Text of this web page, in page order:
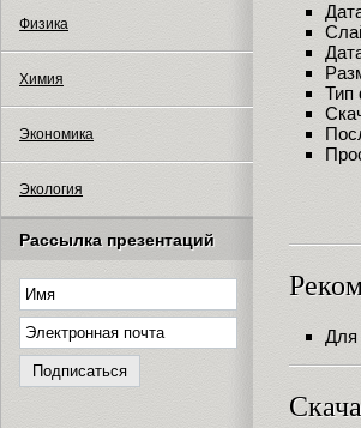
Физика
Химия
Экономика
Экология
Рассылка презентаций
Тип
Для